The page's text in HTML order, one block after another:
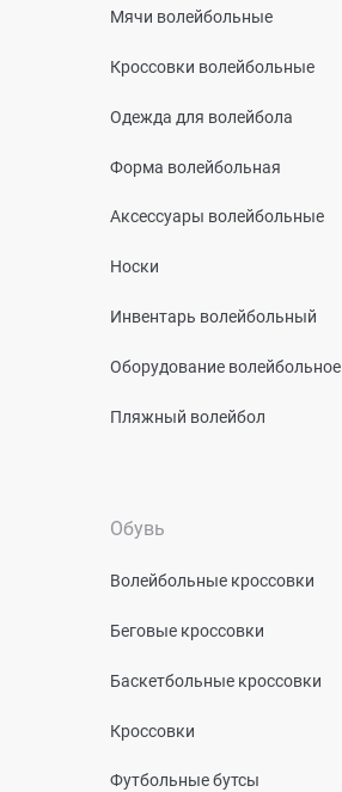
Мячи волейбольные
Кроссовки волейбольные
Одежда для волейбола
Форма волейбольная
Аксессуары волейбольные
Носки
Инвентарь волейбольный
Оборудование волейбольное
Пляжный волейбол
Обувь
Волейбольные кроссовки
Беговые кроссовки
Баскетбольные кроссовки
Кроссовки
Футбольные бутсы